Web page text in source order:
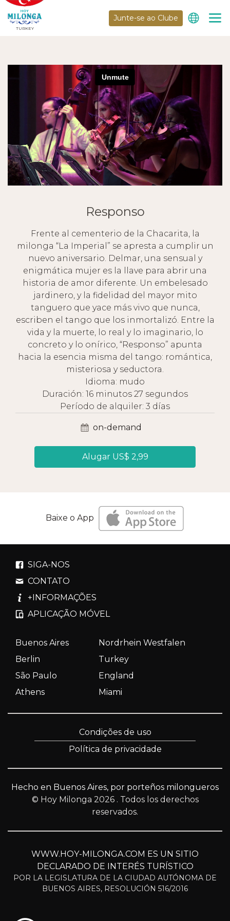
TURKEY
Junte-se ao Clube
Responso
Frente al cementerio de la Chacarita, la
milonga “La Imperial” se apresta a cumplir un
nuevo aniversario. Delmar, una sensual y
enigmática mujer es la llave para abrir una
historia de amor diferente. Un embelesado
jardinero, y la fidelidad del mayor mito
tanguero que yace más vivo que nunca,
escriben el tango que los inmortalizó. Entre la
vida y la muerte, lo real y lo imaginario, lo
concreto y lo onírico, “Responso” apunta
hacia la esencia misma del tango: romántica,
misteriosa y seductora.
Idioma: mudo
Duración: 16 minutos 27 segundos
Período de alquiler: 3 días
on-demand
Alugar US$ 2,99
Baixe o App
SIGA-NOS
CONTATO
+INFORMAÇÕES
APLICAÇÃO MÓVEL
Buenos Aires
Nordrhein Westfalen
Berlin
Turkey
São Paulo
England
Athens
Miami
Condições de uso
Política de privacidade
Hecho en Buenos Aires, por porteños milongueros
© Hoy Milonga 2026 . Todos los derechos
reservados.
WWW.HOY-MILONGA.COM ES UN SITIO
DECLARADO DE INTERÉS TURÍSTICO
POR LA LEGISLATURA DE LA CIUDAD AUTÓNOMA DE
BUENOS AIRES, RESOLUCIÓN 516/2016